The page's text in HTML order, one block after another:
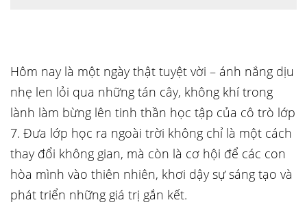
Hôm nay là một ngày thật tuyệt vời – ánh nắng dịu
nhẹ len lỏi qua những tán cây, không khí trong
lành làm bừng lên tinh thần học tập của cô trò lớp
7. Đưa lớp học ra ngoài trời không chỉ là một cách
thay đổi không gian, mà còn là cơ hội để các con
hòa mình vào thiên nhiên, khơi dậy sự sáng tạo và
phát triển những giá trị gắn kết.